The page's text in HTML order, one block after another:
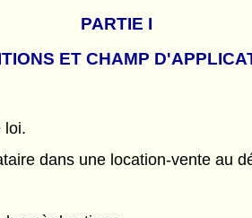
PARTIE I
ET CHAMP
loi.
dans une location-vente au